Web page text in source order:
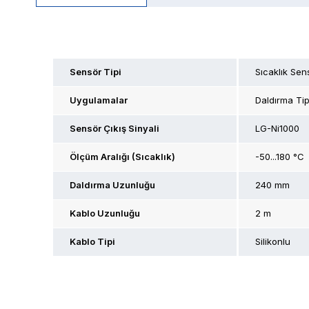
Sensör Tipi Sıcaklık
Uygulamalar Daldırma Tip
Sensör Çıkış Sinyali LG-Ni1000
Ölçüm Aralığı (Sıcaklık) -50...180 °C
Daldırma Uzunluğu 240 mm
Kablo Uzunluğu 2 m
Kablo Tipi Silikonlu